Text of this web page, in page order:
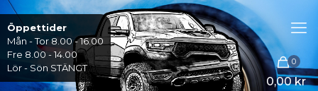
0
0,00 kr
Öppettider
Mån - Tor 8.00 - 16.00
Fre 8.00 - 14.00
Lör - Sön STÄNGT